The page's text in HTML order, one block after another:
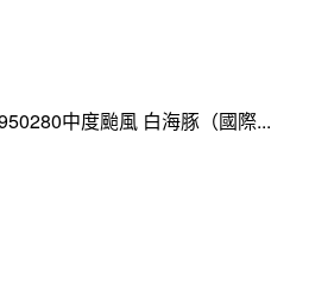
中度颱風 白海豚（國際...